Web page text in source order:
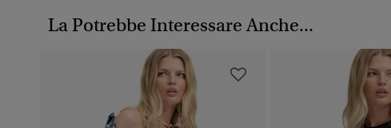
La Potrebbe Interessare Anche...